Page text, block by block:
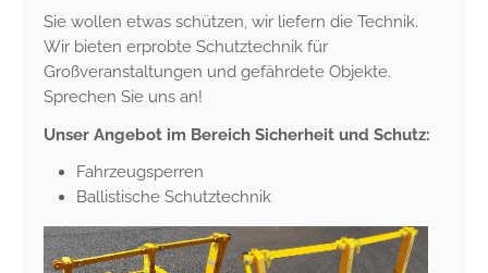
Sie wollen etwas schützen, wir liefern die Technik.
Wir bieten erprobte Schutztechnik für
Großveranstaltungen und gefährdete Objekte.
Sprechen Sie uns an!
Unser Angebot im Bereich Sicherheit und Schutz:
Fahrzeugsperren
Ballistische Schutztechnik
Name:
_pk_id.1.ccca
Anbieter:
friedrich-hippe.de
Zweck:
Speichert eine eindeutige Besucher-ID, um
zusammengehörige Nutzeraktivitäten auf der Website zu
erkennen und einer einzelnen Browser-Sitzung zuordnen
zu können.
Cookie Laufzeit: